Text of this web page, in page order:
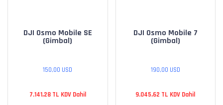
DJI Osmo Mobile SE
(Gimbal)
150,00 USD
7.141,28 TL KDV Dahil
DJI Osmo Mobile 7
(Gimbal)
190,00 USD
9.045,62 TL KDV Dahil